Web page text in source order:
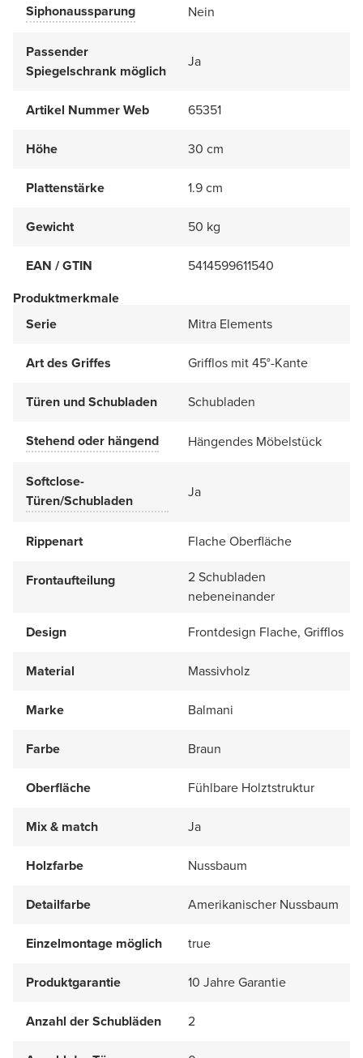
Siphonaussparung Nein
Passender
Spiegelschrank möglich
Ja
Artikel Nummer Web 65351
Höhe 30 cm
Plattenstärke 1.9 cm
Gewicht 50 kg
EAN / GTIN
5414599611540
Produktmerkmale
Serie
Mitra Elements
Art des Griffes Grifflos mit 45°-Kante
Türen und Schubladen Schubladen
Stehend oder hängend Hängendes Möbelstück
Softclose-
Türen/Schubladen
Ja
Rippenart Flache Oberfläche
Frontaufteilung
2 Schubladen
nebeneinander
Design
Frontdesign Flache, Grifflos
Material Massivholz
Marke Balmani
Farbe Braun
Oberfläche Fühlbare Holztstruktur
Mix & match Ja
Holzfarbe Nussbaum
Detailfarbe Amerikanischer Nussbaum
Einzelmontage möglich true
Produktgarantie 10 Jahre Garantie
Anzahl der Schubläden 2